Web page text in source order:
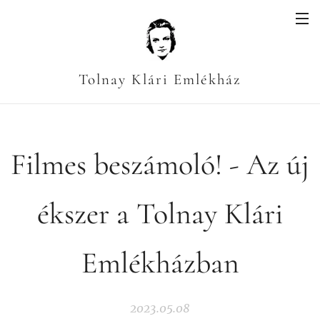
Tolnay Klári Emlékház
Filmes beszámoló! - Az új
ékszer a Tolnay Klári
Emlékházban
2023.05.08